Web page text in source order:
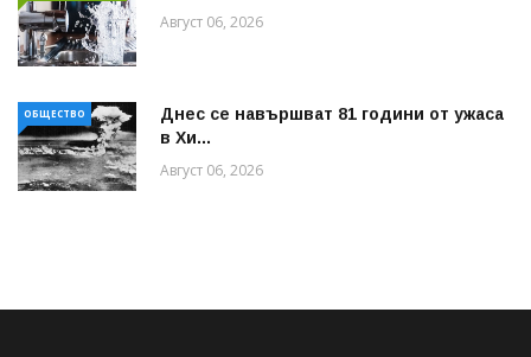
Август 06, 2026
ОБЩЕСТВО
Днес се навършват 81 години от ужаса
в Хи...
Август 06, 2026